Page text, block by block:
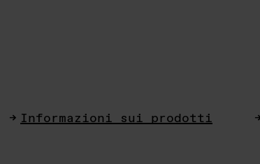
Informazioni sui prodotti